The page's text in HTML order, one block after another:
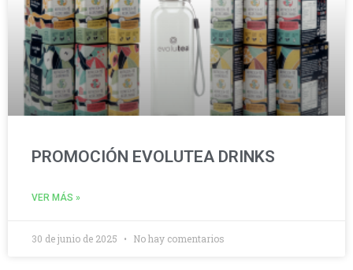
PROMOCIÓN EVOLUTEA DRINKS
VER MÁS »
30 de junio de 2025 No hay comentarios